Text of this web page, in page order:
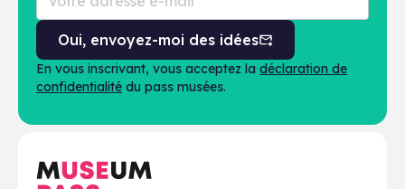
Oui, envoyez-moi des idées
En vous inscrivant, vous acceptez la déclaration de
confidentialité du pass musées.